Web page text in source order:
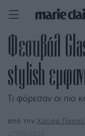
Φεστιβάλ
stylish
Τι φόρεσαν οι πιο
από τηνΧρύσα